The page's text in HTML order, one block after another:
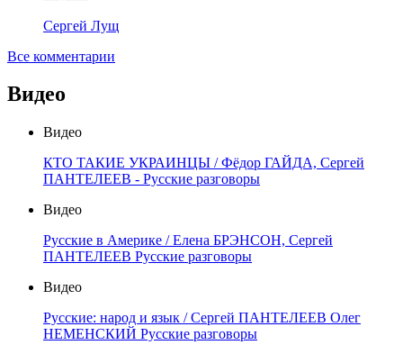
Сергей Лущ
Все комментарии
Видео
Видео
КТО ТАКИЕ УКРАИНЦЫ / Фёдор ГАЙДА, Сергей
ПАНТЕЛЕЕВ - Русские разговоры
Видео
Русские в Америке / Елена БРЭНСОН, Сергей
ПАНТЕЛЕЕВ Русские разговоры
Видео
Русские: народ и язык / Сергей ПАНТЕЛЕЕВ Олег
НЕМЕНСКИЙ Русские разговоры